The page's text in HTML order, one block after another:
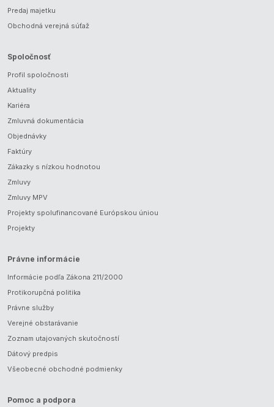
Predaj majetku
Obchodná verejná súťaž
Spoločnosť
Profil spoločnosti
Aktuality
Kariéra
Zmluvná dokumentácia
Objednávky
Faktúry
Zákazky s nízkou hodnotou
Zmluvy
Zmluvy MPV
Projekty spolufinancované Európskou úniou
Projekty
Právne informácie
Informácie podľa Zákona 211/2000
Protikorupčná politika
Právne služby
Verejné obstarávanie
Zoznam utajovaných skutočností
Dátový predpis
Všeobecné obchodné podmienky
Pomoc a podpora